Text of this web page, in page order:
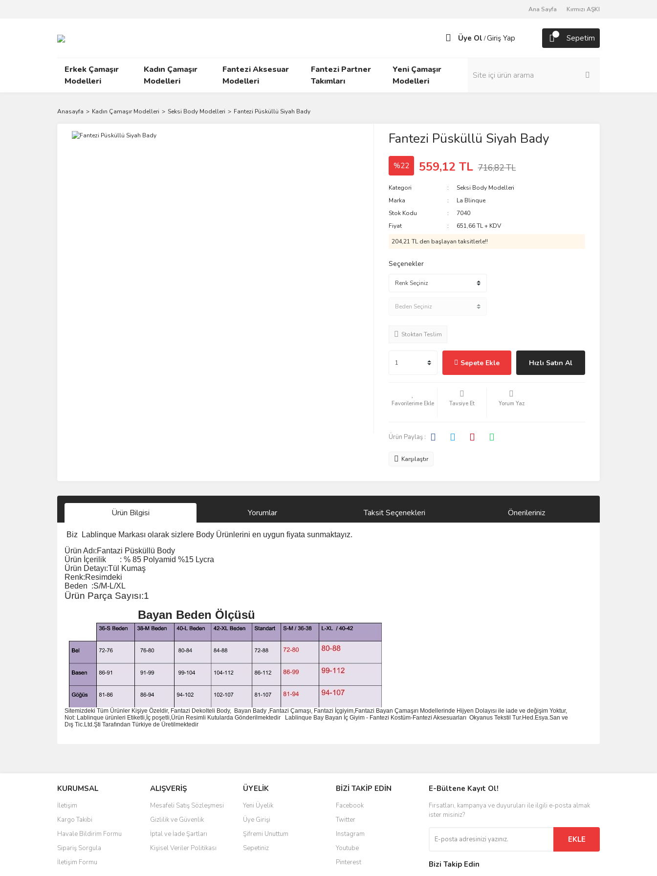
Ana Sayfa Kırmızı AŞKI
Üye Ol /Giriş Yap Sepetim
Erkek Çamaşır
Modelleri
Kadın Çamaşır
Modelleri
Fantezi Aksesuar
Modelleri
Fantezi Partner
Takımları
Yeni Çamaşır
Modelleri
Anasayfa Kadın Çamaşır Modelleri Seksi Body Modelleri Fantezi Püsküllü Siyah Bady
Fantezi Püsküllü Siyah Bady
%22 559,12 TL 716,82 TL
Kategori
Seksi Body Modelleri
Marka
La Blinque
Stok Kodu
7040
Fiyat
651,66 TL + KDV
204,21 TL den başlayan taksitlerle!!
Seçenekler
Stoktan Teslim
Sepete Ekle Hızlı Satın Al
Tavsiye Et Yorum Yaz
Ürün Paylaş :
Karşılaştır
Ürün Bilgisi Yorumlar Taksit Seçenekleri Önerileriniz
Biz Lablinque Markası olarak sizlere Body Ürünlerini en uygun fiyata sunmaktayız.
Ürün Adı:Fantazi Püsküllü Body
Ürün İçerilik : % 85 Polyamid %15 Lycra
Ürün Detayı:Tül Kumaş
Renk:Resimdeki
Beden :S/M-L/XL
Ürün Parça Sayısı:1
Bayan Beden Ölçüsü
Sitemizdeki Tüm Ürünler Kişiye Özeldir, Fantazi Dekolteli Body, Bayan Bady ,Fantazi Çamaşı, Fantazi İçgiyim,Fantazi Bayan Çamaşırı Modellerinde Hijyen Dolayısı ile iade ve değişim Yoktur,
Not: Lablinque ürünleri Etiketli,İç poşetli,Ürün Resimli Kutularda Gönderilmektedir
Lablinque Bay Bayan ç Giyim - Fantezi Kostüm-Fantezi Aksesuarları Okyanus Tekstil Tur.Hed.Esya.San ve
Dış Tic.Ltd.Şti Tarafından Türkiye de Üretilmektedir
Ürün resmi kalitesiz, bozuk veya görüntülenemiyor.
Ürün açıklamasında eksik bilgiler bulunuyor.
Ürün bilgilerinde hatalar bulunuyor.
Ürün fiyatı diğer sitelerden daha pahalı.
Bu ürüne benzer farklı alternatifler olmalı.
KURUMSAL
İletişim
Kargo Takibi
Havale Bildirim Formu
Sipariş Sorgula
İletişim Formu
ALIŞVERİŞ
Mesafeli Satış Sözleşmesi
Gizlilik ve Güvenlik
İptal ve İade Şartları
Kişisel Veriler Politikası
ÜYELİK
Yeni Üyelik
Üye Girişi
Şifremi Unuttum
Sepetiniz
BİZİ TAKİP EDİN
Facebook
Twitter
Instagram
Youtube
Pinterest
E-Bültene Kayıt Ol!
Fırsatları, kampanya ve duyuruları ile ilgili e-posta almak
ister misiniz?
EKLE
Bizi Takip Edin